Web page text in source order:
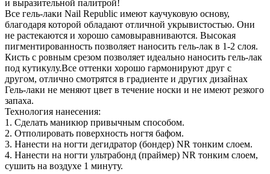
и выразительной палитрой!
Все гель-лаки Nail Republic имеют каучуковую основу,
благодаря которой обладают отличной укрывистостью. Они
не растекаются и хорошо самовыравниваются. Высокая
пигментированность позволяет наносить гель-лак в 1-2 слоя.
Кисть с ровным срезом позволяет идеально наносить гель-лак
под кутикулу.Все оттенки хорошо гармонируют друг с
другом, отлично смотрятся в градиенте и других дизайнах
Гель-лаки не меняют цвет в течение носки и не имеют резкого
запаха.
Технология нанесения:
1. Сделать маникюр привычным способом.
2. Отполировать поверхность ногтя бафом.
3. Нанести на ногти дегидратор (бондер) NR тонким слоем.
4. Нанести на ногти ультрабонд (праймер) NR тонким слоем,
сушить на воздухе 1 минуту.